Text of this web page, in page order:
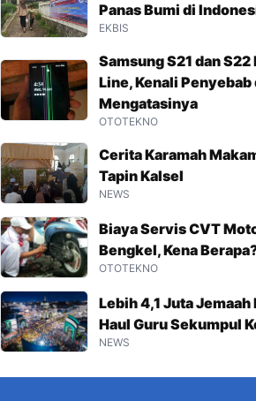
Panas Bumi di
EKBIS
Samsung S21 dan
Line, Kenali Penyebab
Mengatasinya
OTOTEKNO
Cerita Karamah
Tapin Kalsel
NEWS
Biaya Servis CVT
Bengkel, Kena
OTOTEKNO
Lebih 4,1 Juta
Haul Guru Sekumpul
NEWS